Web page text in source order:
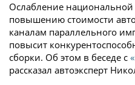
Ослабление
повышению стоимости
каналам параллельного
повысит
сборки. Об этом в беседе с
рассказал автоэксперт